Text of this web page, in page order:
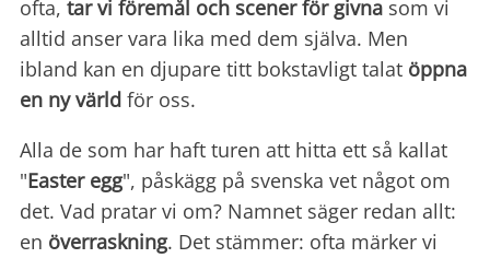
ofta, tar vi föremål och scener för givna som vi
alltid anser vara lika med dem själva. Men
ibland kan en djupare titt bokstavligt talat öppna
en ny värld för oss.
Alla de som har haft turen att hitta ett så kallat
"Easter egg", påskägg på svenska vet något om
det. Vad pratar vi om? Namnet säger redan allt:
en överraskning. Det stämmer: ofta märker vi